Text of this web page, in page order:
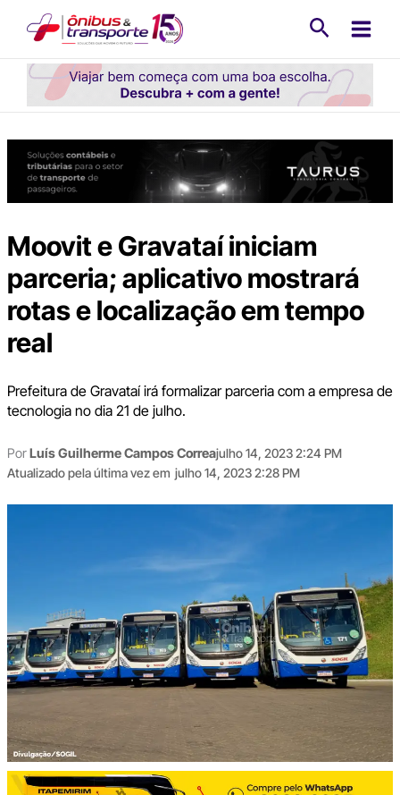
conteúdo
Moovit e Gravataí iniciam
parceria; aplicativo mostrará
rotas e localização em tempo
real
Prefeitura de Gravataí irá formalizar parceria com a empresa de
tecnologia no dia 21 de julho.
PorLuís Guilherme Campos Correajulho 14, 2023 2:24 PM
Atualizado pela última vez em julho 14, 2023 2:28 PM